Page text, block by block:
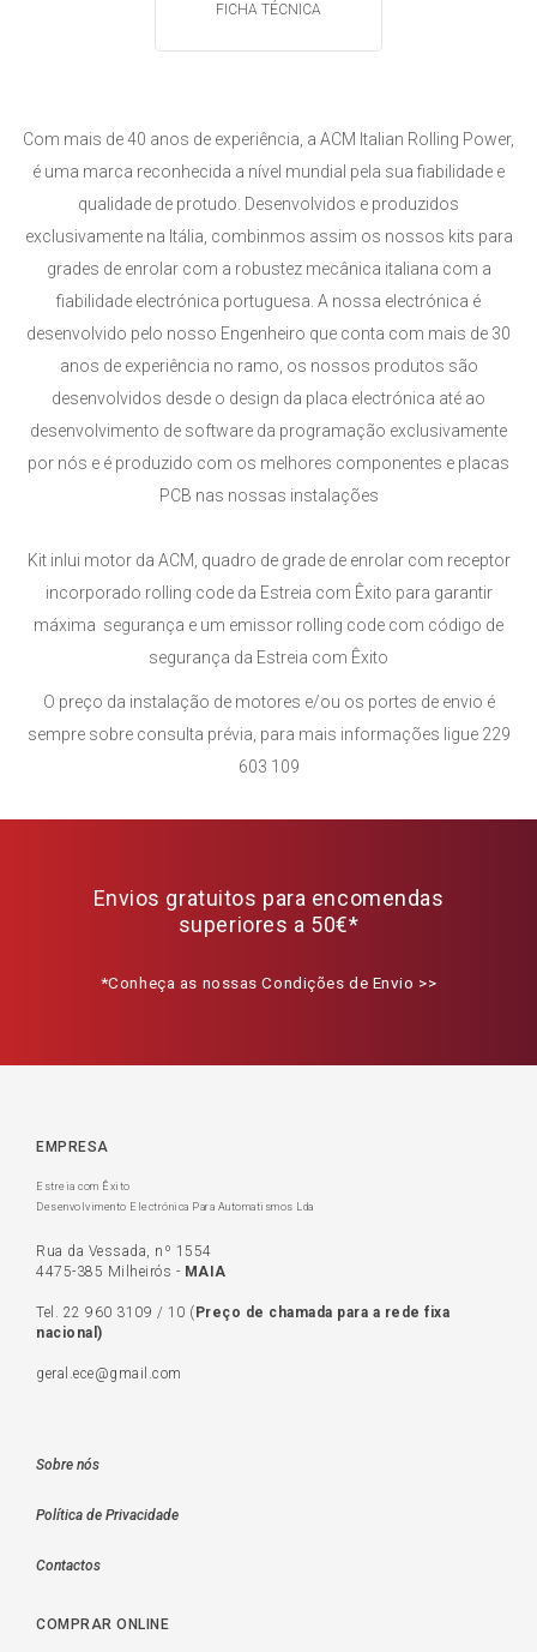
FICHA TÉCNICA
Com mais de 40 anos de experiência, a ACM Italian Rolling Power,
é uma marca reconhecida a nível mundial pela sua fiabilidade e
qualidade de protudo. Desenvolvidos e produzidos
exclusivamente na Itália, combinmos assim os nossos kits para
grades de enrolar com a robustez mecânica italiana com a
fiabilidade electrónica portuguesa. A nossa electrónica é
desenvolvido pelo nosso Engenheiro que conta com mais de 30
anos de experiência no ramo, os nossos produtos são
desenvolvidos desde o design da placa electrónica até ao
desenvolvimento de software da programação exclusivamente
por nós e é produzido com os melhores componentes e placas
PCB nas nossas instalações
Kit inlui motor da ACM, quadro de grade de enrolar com receptor
incorporado rolling code da Estreia com Êxito para garantir
máxima segurança e um emissor rolling code com código de
segurança da Estreia com Êxito
O preço da instalação de motores e/ou os portes de envio é
sempre sobre consulta prévia, para mais informações ligue 229
603 109
Envios gratuitos para encomendas
superiores a 50€*
*Conheça as nossas Condições de Envio >>
EMPRESA
Estreia com Êxito
Desenvolvimento Electrónica Para Automatismos Lda
Rua da Vessada, nº 1554
4475-385 Milheirós - MAIA
Tel. 22 960 3109 / 10 ( Preço de c hamada para a rede fixa
nacional)
geral.ece@gmail.com
Sobre nós
Política de Privacidade
Contactos
COMPRAR ONLINE